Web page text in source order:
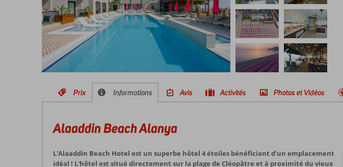
Prix Informations Avis Activités Photos et Vidéos
Alaaddin Beach Alanya
L'Alaaddin Beach Hotel est un superbe hôtel 4 étoiles bénéficiant d'un emplacement
idéal ! L'hôtel est situé directement sur la plage de Cléopâtre et à proximité du vieux